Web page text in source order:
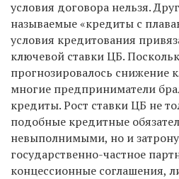
условия договора нельзя.
называемые «кредиты с
условия кредитования
ключевой ставки ЦБ.
прогнозировалось снижение
многие предприниматели
кредиты. Рост ставки ЦБ не
подобные кредитные
невыполнимыми, но и
государственно-частное
концессионные соглашения,